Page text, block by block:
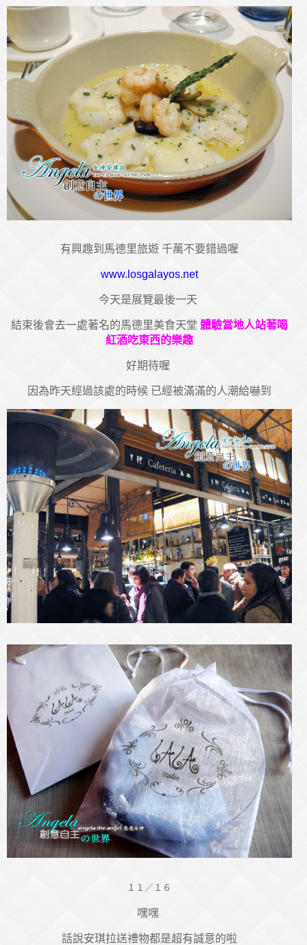
有興趣到馬德里旅遊 千萬不要錯過喔
www.losgalayos.net
今天是展覽最後一天
結束後會去一處著名的馬德里美食天堂 體驗當地人站著喝
紅酒吃東西的樂趣
好期待喔
因為昨天經過該處的時候 已經被滿滿的人潮給嚇到
１１／１６
嘿嘿
話說安琪拉送禮物都是超有誠意的啦